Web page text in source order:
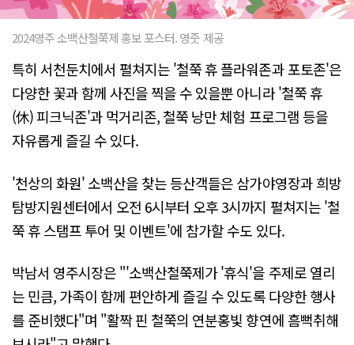
2024영주 소백산철쭉제 홍보 포스터. 영줏 제공
특히 서천둔치에서 펼쳐지는 '철쭉 휴 플라워존과 포토존'은
다양한 꽃과 함께 사진을 찍을 수 있을뿐 아니라 '철쭉 휴
(休) 피크닉존'과 먹거리존, 철쭉 낭만 체험 프로그램 등을
자유롭게 즐길 수 있다.
'천상의 화원' 소백산을 찾는 등산객들은 삼가야영장과 희방
탐방지원센터에서 오전 6시부터 오후 3시까지 펼쳐지는 '철
쭉 휴 스탬프 투어 및 이벤트'에 참가할 수도 있다.
박남서 영주시장은 "'소백산철쭉제가 '휴식'을 주제로 열리
는 민큼, 가족이 함께 편안하게 즐길 수 있도록 다양한 행사
를 준비했다"며 "활짝 핀 철쭉의 연분홍빛 향연에 흠뻑취해